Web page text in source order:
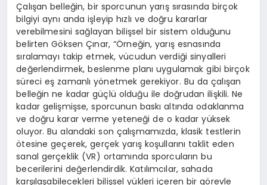
Çalışan belleğin, bir sporcunun yarış sırasında birçok
bilgiyi aynı anda işleyip hızlı ve doğru kararlar
verebilmesini sağlayan bilişsel bir sistem olduğunu
belirten Göksen Çınar, “Örneğin, yarış esnasında
sıralamayı takip etmek, vücudun verdiği sinyalleri
değerlendirmek, beslenme planı uygulamak gibi birçok
süreci eş zamanlı yönetmek gerekiyor. Bu da çalışan
belleğin ne kadar güçlü olduğu ile doğrudan ilişkili. Ne
kadar gelişmişse, sporcunun baskı altında odaklanma
ve doğru karar verme yeteneği de o kadar yüksek
oluyor. Bu alandaki son çalışmamızda, klasik testlerin
ötesine geçerek, gerçek yarış koşullarını taklit eden
sanal gerçeklik (VR) ortamında sporcuların bu
becerilerini değerlendirdik. Katılımcılar, sahada
karşılaşabilecekleri bilişsel yükleri içeren bir görevle